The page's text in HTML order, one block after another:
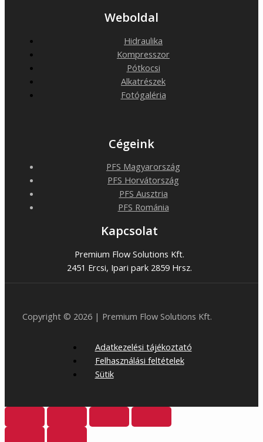
Weboldal
Hidraulika
Kompresszor
Pótkocsi
Alkatrészek
Fotógaléria
Cégeink
PFS Magyarország
PFS Horvátország
PFS Ausztria
PFS Románia
Kapcsolat
Premium Flow Solutions Kft.
2451 Ercsi, Ipari park 2859 Hrsz.
Copyright © 2026 | Premium Flow Solutions Kft.
Adatkezelési tájékoztató
Felhasználási feltételek
Sütik